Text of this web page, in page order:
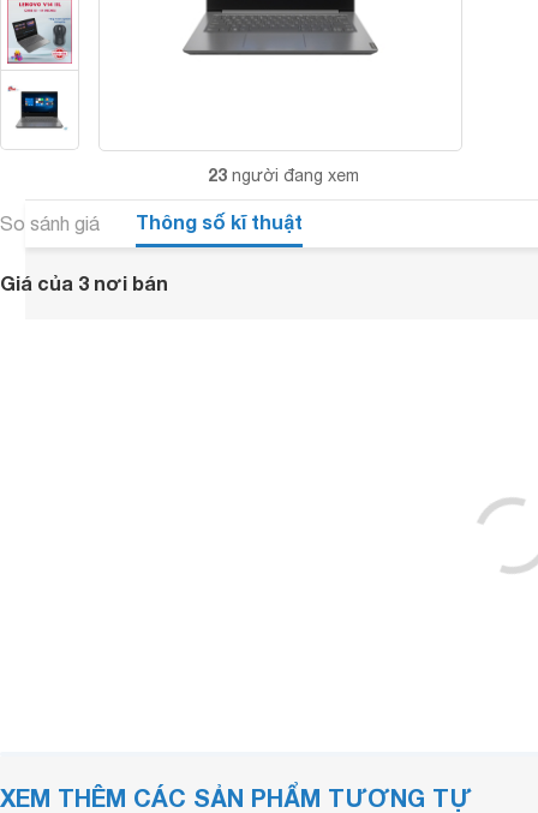
23 người đang xem
So sánh giá Thông số kĩ thuật
Giá của 3 nơi bán
XEM THÊM CÁC SẢN PHẨM TƯƠNG TỰ